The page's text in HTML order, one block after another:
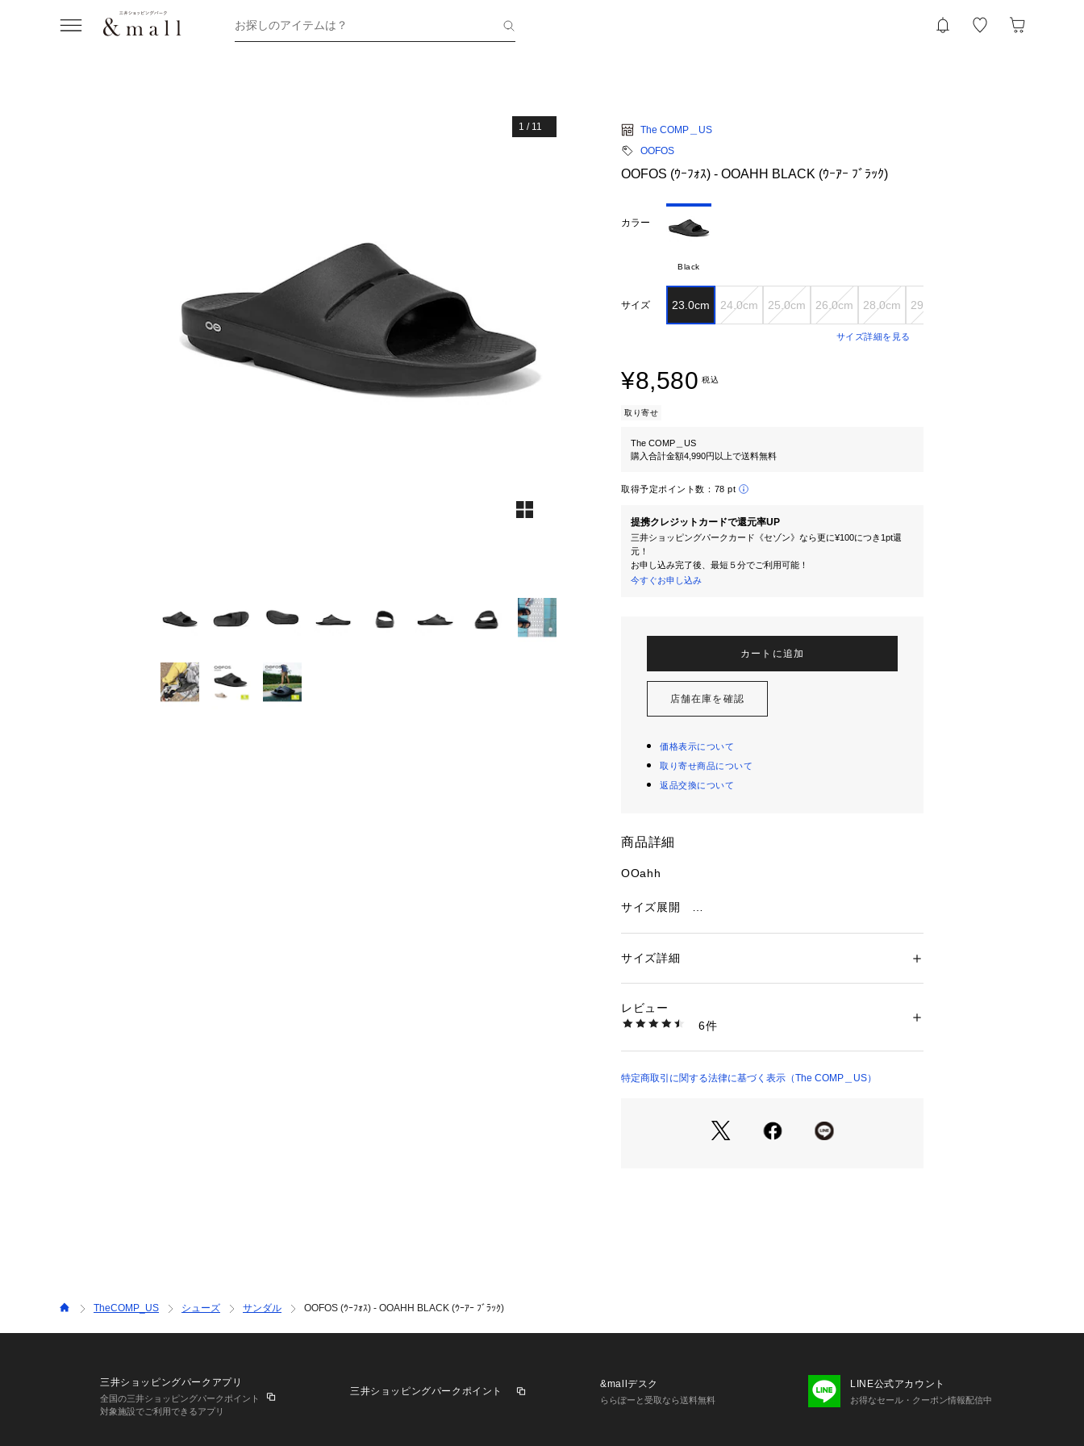
お探しのアイテムは？
1 / 11
The COMP＿US
OOFOS
OOFOS (ｳｰﾌｫｽ) - OOAHH BLACK (ｳｰｱｰ ﾌﾞﾗｯｸ)
カラー
Black
サイズ 23.0cm 24.0cm 25.0cm 26.0cm 28.0cm 29.0cm
サイズ詳細を見る
¥8,580 税込
取り寄せ
The COMP＿US
購入合計金額4,990円以上で送料無料
取得予定ポイント数： 78 pt
提携クレジットカードで還元率UP
三井ショッピングパークカード《セゾン》なら更に¥100につき1pt還
元！
お申し込み完了後、最短５分でご利用可能！
今すぐお申し込み
カートに追加
店舗在庫を確認
価格表示について
取り寄せ商品について
返品交換について
商品詳細
OOahh
サイズ展開
23ｃｍ(M4/W6)
26ｃｍ(M7/W9)
27ｃｍ(M8/W10)
30ｃｍ(M11/W13)
少しゆったり履きたくなるかもしれませんが、オススメ
はジャストサイズです
2011年にマサチューセッツ州のコハセットでスポーツ選
2年半の歳月をかけ開発されたリカバリーシューズブラ
ンドです。
性別：レディース
商品番号：
2000020050211 （ショップ）
サイズ詳細
レビュー
6件
特定商取引に関する法律に基づく表示（The COMP＿US）
TheCOMP_US シューズ サンダル OOFOS (ｳｰﾌｫｽ) - OOAHH BLACK (ｳｰｱｰ ﾌﾞﾗｯｸ)
三井ショッピングパークアプリ
全国の三井ショッピングパークポイント
対象施設でご利用できるアプリ
三井ショッピングパークポイント
&mallデスク
ららぽーと受取なら送料無料
LINE公式アカウント
お得なセール・クーポン情報配信中